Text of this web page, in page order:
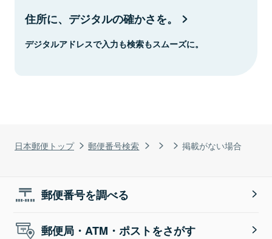
日本郵便トップ 郵便番号検索 掲載がない場合
住所に、デジタルの確かさを。
デジタルアドレスで入力も検索もスムーズに。
郵便番号を調べる
郵便局・ATM・ポストをさがす